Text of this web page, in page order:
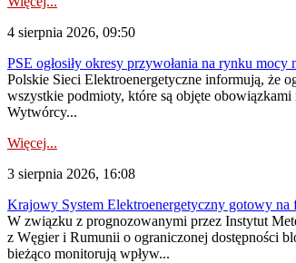
4 sierpnia 2026, 09:50
PSE ogłosiły okresy przywołania na rynku mocy
Polskie Sieci Elektroenergetyczne informują, że
wszystkie podmioty, które są objęte
Wytwórcy...
Więcej...
3 sierpnia 2026, 16:08
Krajowy System Elektroenergetyczny gotowy na
W związku z prognozowanymi przez Instytut
z Węgier i Rumunii o ograniczonej dostępności
bieżąco monitorują wpływ...